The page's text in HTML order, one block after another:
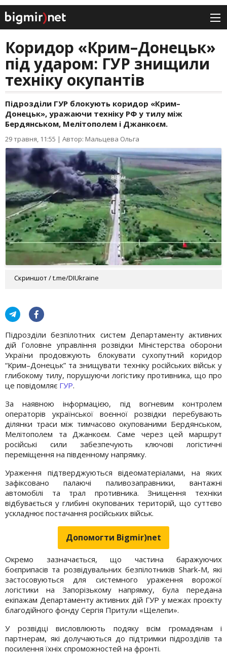
Коридор «Крим–Донецьк»
під ударом: ГУР знищили
техніку окупантів
Підрозділи ГУР блокують коридор «Крим–
Донецьк», уражаючи техніку РФ у тилу між
Бердянськом, Мелітополем і Джанкоєм.
29 травня, 11:55 | Автор: Мальцева Ольга
Скриншот / t.me/DIUkraine
Підрозділи безпілотних систем Департаменту активних
дій Головне управління розвідки Міністерства оборони
України продовжують блокувати сухопутний коридор
“Крим–Донецьк” та знищувати техніку російських військ у
глибокому тилу, порушуючи логістику противника, що про
це повідомляє ГУР.
За наявною інформацією, під вогневим контролем
операторів української воєнної розвідки перебувають
ділянки траси між тимчасово окупованими Бердянськом,
Мелітополем та Джанкоєм. Саме через цей маршрут
російські сили забезпечують ключові логістичні
переміщення на південному напрямку.
Ураження підтверджуються відеоматеріалами, на яких
зафіксовано палаючі паливозаправники, вантажні
автомобілі та трал противника. Знищення техніки
відбувається у глибині окупованих територій, що суттєво
ускладнює постачання російських військ.
Допомогти Bigmir)net
Окремо зазначається, що частина баражуючих
боєприпасів та розвідувальних безпілотників Shark-M, які
застосовуються для системного ураження ворожої
логістики на Запорізькому напрямку, була передана
екіпажам Департаменту активних дій ГУР у межах проєкту
благодійного фонду Сергія Притули «Щелепи».
У розвідці висловлюють подяку всім громадянам і
партнерам, які долучаються до підтримки підрозділів та
посилення їхніх спроможностей на фронті.